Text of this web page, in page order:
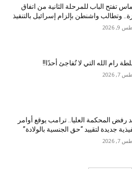
تفتح الباب للمرحلة الثانية من اتفاق
وتطالب واشنطن بإلزام إسرائيل بالتنفيذ
2026
رام الله التي لا تُفاجئ أحدًا!!
2026
رفض المحكمة العليا.. ترامب يوقع أوامر
جديدة لتقييد “حق الجنسية بالولادة”
2026